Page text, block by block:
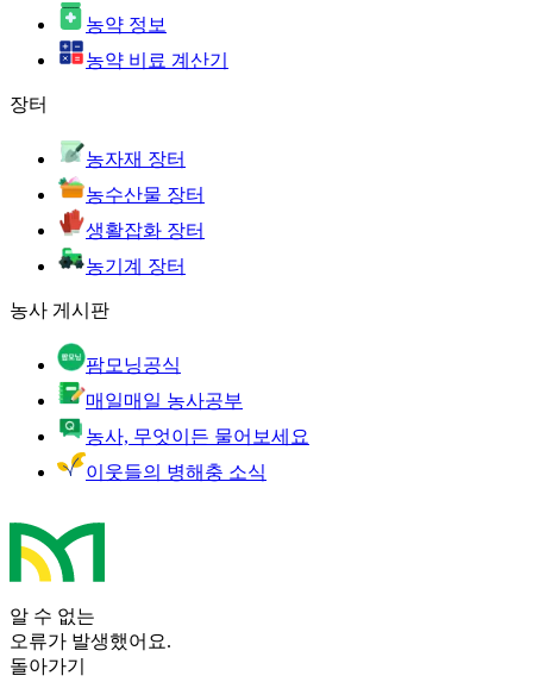
농약 정보
농약 비료 계산기
장터
농자재 장터
농수산물 장터
생활잡화 장터
농기계 장터
농사 게시판
팜모닝공식
매일매일 농사공부
농사, 무엇이든 물어보세요
이웃들의 병해충 소식
알 수 없는
오류가 발생했어요.
돌아가기